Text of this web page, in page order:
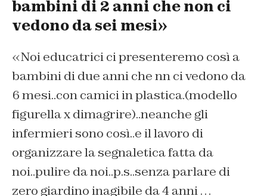
bambini di 2 anni che non ci
vedono da sei mesi»
«Noi educatrici ci presenteremo così a
bambini di due anni che nn ci vedono da
6 mesi..con camici in plastica.(modello
figurella x dimagrire)..neanche gli
infermieri sono così..e il lavoro di
organizzare la segnaletica fatta da
noi..pulire da noi..p.s..senza parlare di
zero giardino inagibile da 4 anni …